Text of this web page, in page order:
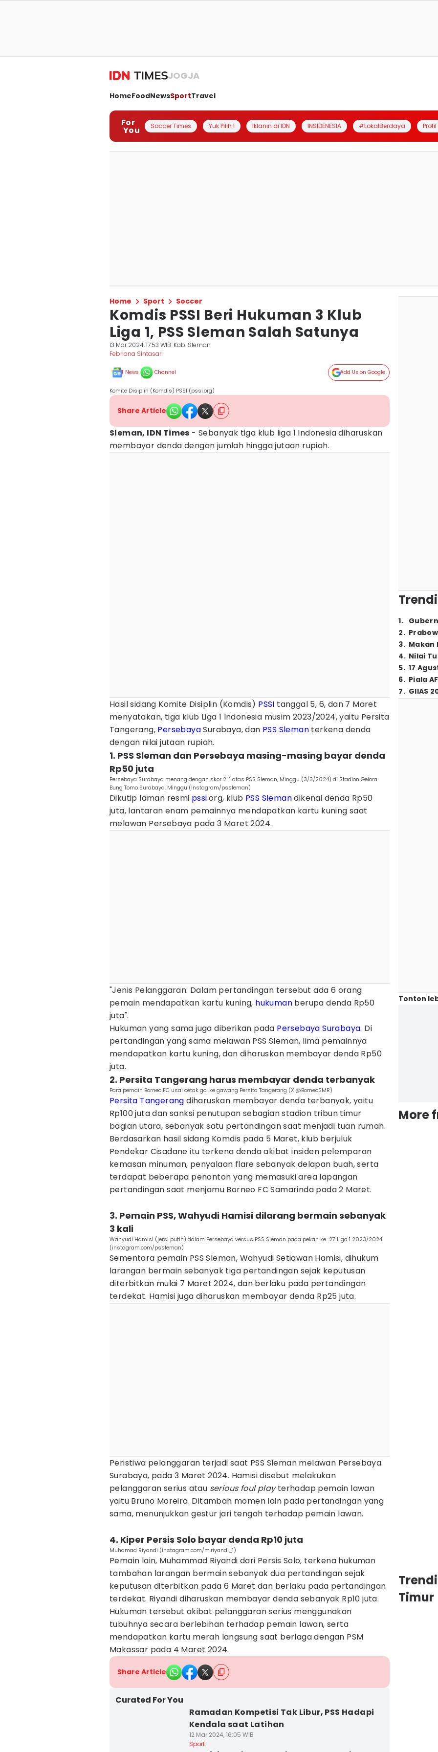
JOGJA
HomeFoodNewsSportTravel
For
You Soccer Times Yuk Pilih ! Iklanin di IDN INSIDENESIA #LokalBerdaya
Home Sport Soccer
Komdis PSSI Beri Hukuman 3 Klub
Liga 1, PSS Sleman Salah Satunya
13 Mar 2024, 17:53 WIB Kab. Sleman
Febriana Sintasari
News Channel Add Us on Google
Komite Disiplin (Komdis) PSSI (pssi.org)
Share Article
Sleman, IDN Times - Sebanyak tiga klub liga 1 Indonesia diharuskan
membayar denda dengan jumlah hingga jutaan rupiah.
Hasil sidang Komite Disiplin (Komdis) PSSI tanggal 5, 6, dan 7 Maret
menyatakan, tiga klub Liga 1 Indonesia musim 2023/2024, yaitu Persita
Tangerang, PersebayaSurabaya, dan PSS Sleman terkena denda
dengan nilai jutaan rupiah.
1. PSS Sleman dan Persebaya masing-masing bayar denda
Rp50 juta
Persebaya Surabaya menang dengan skor 2-1 atas PSS Sleman, Minggu (3/3/2024) di Stadion Gelora
Bung Tomo Surabaya, Minggu (Instagram/pssleman)
Dikutip laman resmi pssi.org, klub PSS Slemandikenai denda Rp50
juta, lantaran enam pemainnya mendapatkan kartu kuning saat
melawan Persebaya pada 3 Maret 2024.
"Jenis Pelanggaran: Dalam pertandingan tersebut ada 6 orang
pemain mendapatkan kartu kuning, hukuman berupa denda Rp50
juta".
Hukuman yang sama juga diberikan pada Persebaya Surabaya. Di
pertandingan yang sama melawan PSS Sleman, lima pemainnya
mendapatkan kartu kuning, dan diharuskan membayar denda Rp50
juta.
2. Persita Tangerang harus membayar denda terbanyak
Para pemain Borneo FC usai cetak gol ke gawang Persita Tangerang (X @BorneoSMR)
Persita Tangerang diharuskan membayar denda terbanyak, yaitu
Rp100 juta dan sanksi penutupan sebagian stadion tribun timur
bagian utara, sebanyak satu pertandingan saat menjadi tuan rumah.
Berdasarkan hasil sidang Komdis pada 5 Maret, klub berjuluk
Pendekar Cisadane itu terkena denda akibat insiden pelemparan
kemasan minuman, penyalaan flare sebanyak delapan buah, serta
terdapat beberapa penonton yang memasuki area lapangan
pertandingan saat menjamu Borneo FC Samarinda pada 2 Maret.
3. Pemain PSS, Wahyudi Hamisi dilarang bermain sebanyak
3 kali
Wahyudi Hamisi (jersi putih) dalam Persebaya versus PSS Sleman pada pekan ke-27 Liga 1 2023/2024.
(instagram.com/pssleman)
Sementara pemain PSS Sleman, Wahyudi Setiawan Hamisi, dihukum
larangan bermain sebanyak tiga pertandingan sejak keputusan
diterbitkan mulai 7 Maret 2024, dan berlaku pada pertandingan
terdekat. Hamisi juga diharuskan membayar denda Rp25 juta.
Peristiwa pelanggaran terjadi saat PSS Sleman melawan Persebaya
Surabaya, pada 3 Maret 2024. Hamisi disebut melakukan
pelanggaran serius atau serious foul playterhadap pemain lawan
yaitu Bruno Moreira. Ditambah momen lain pada pertandingan yang
sama, menunjukkan gestur jari tengah terhadap pemain lawan.
4. Kiper Persis Solo bayar denda Rp10 juta
Muhamad Riyandi (instagram.com/m.riyandi_1)
Pemain lain, Muhammad Riyandi dari Persis Solo, terkena hukuman
tambahan larangan bermain sebanyak dua pertandingan sejak
keputusan diterbitkan pada 6 Maret dan berlaku pada pertandingan
terdekat. Riyandi diharuskan membayar denda sebanyak Rp10 juta.
Hukuman tersebut akibat pelanggaran serius menggunakan
tubuhnya secara berlebihan terhadap pemain lawan, serta
mendapatkan kartu merah langsung saat berlaga dengan PSM
Makassar pada 4 Maret 2024.
Share Article
Curated For You
Ramadan Kompetisi Tak Libur, PSS Hadapi
Kendala saat Latihan
12 Mar 2024, 16:05 WIB
Sport
1.
2.
3. Makan
4. Nilai
5. 17
6. Piala
7. GIIAS
Tonton
More
Timur